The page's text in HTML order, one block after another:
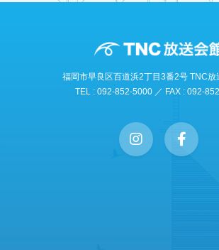
福岡市早良区百道浜2丁目3番2号 TNC放
TEL : 092-852-5000 ／ FAX : 092-